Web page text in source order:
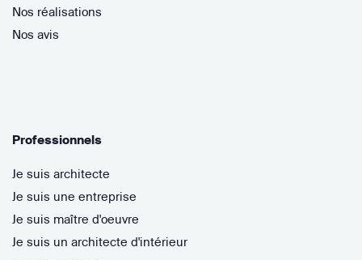
Nos réalisations
Nos avis
Professionnels
Je suis architecte
Je suis une entreprise
Je suis maître d'oeuvre
Je suis un architecte d'intérieur